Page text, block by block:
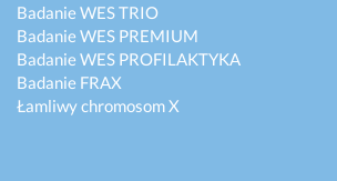
Badanie WES TRIO
Badanie WES PREMIUM
Badanie WES PROFILAKTYKA
Badanie FRAX
Łamliwy chromosom X